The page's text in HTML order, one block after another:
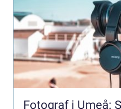
Fotograf i Umeå: